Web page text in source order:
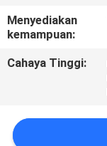
SITEMAP
POLICY
Menyediakan
kemampuan:
Cahaya Tinggi: